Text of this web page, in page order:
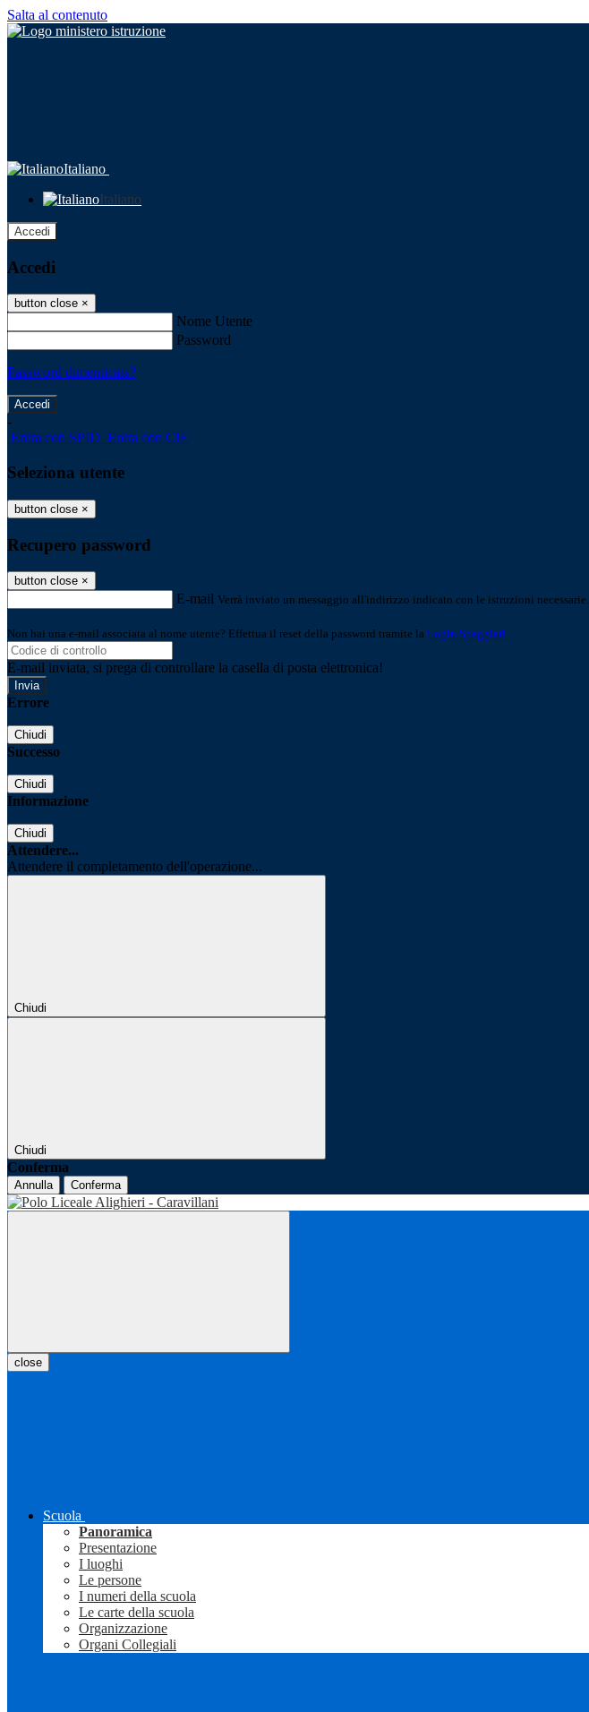
Salta al contenuto
Italiano
Italiano
Accedi
Accedi
button close ×
Nome Utente
Password
Password dimenticata?
-
Entra con SPID Entra con CIE
Seleziona utente
button close ×
Recupero password
button close ×
E-mail Verrà inviato un messaggio all'indirizzo indicato con le istruzioni necessarie.
Non hai una e-mail associata al nome utente? Effettua il reset della password tramite la Login Spaggiari
E-mail inviata, si prega di controllare la casella di posta elettronica!
Errore
Chiudi
Successo
Chiudi
Informazione
Chiudi
Attendere...
Attendere il completamento dell'operazione...
Chiudi
Chiudi
Conferma
Annulla Conferma
close
Scuola
Panoramica
Presentazione
I luoghi
Le persone
I numeri della scuola
Le carte della scuola
Organizzazione
Organi Collegiali